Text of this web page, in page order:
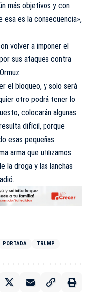
más objetivos y con
esa es la consecuencia»,
volver a imponer el
sus ataques contra
el bloqueo, y solo será
otro podrá tener lo
colocarán algunas
difícil, porque
esas pequeñas
arma que utilizamos
la droga y las lanchas
PORTADA TRUMP